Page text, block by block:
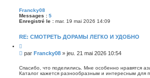
Francky08
Messages : 5
Enregistré le : mar. 19 mai 2026 14:09
RE: СМОТРЕТЬ ДОРАМЫ ЛЕГКО И УДОБНО
i
t
r
M
s
s
par Francky08 » jeu. 21 mai 2026 10:54
Спасибо, что поделились. Мне особенно нравятся
Каталог кажется разнообразным и интересным для